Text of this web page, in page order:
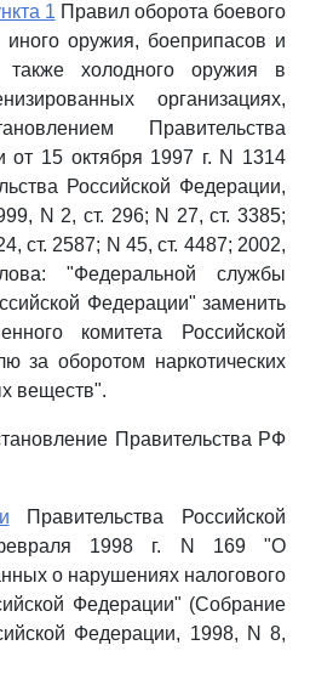
1 Правил оборота боевого
иного оружия, боеприпасов и
холодного оружия в
организациях,
Правительства
от 15 октября 1997 г. N 1314
Российской Федерации,
N 2, ст. 296; N 27, ст. 3385;
ст. 2587; N 45, ст. 4487; 2002,
"Федеральной службы
Федерации" заменить
комитета Российской
за оборотом наркотических
веществ".
Правительства РФ
Правительства Российской
1998 г. N 169 "О
о нарушениях налогового
Федерации" (Собрание
Федерации, 1998, N 8,